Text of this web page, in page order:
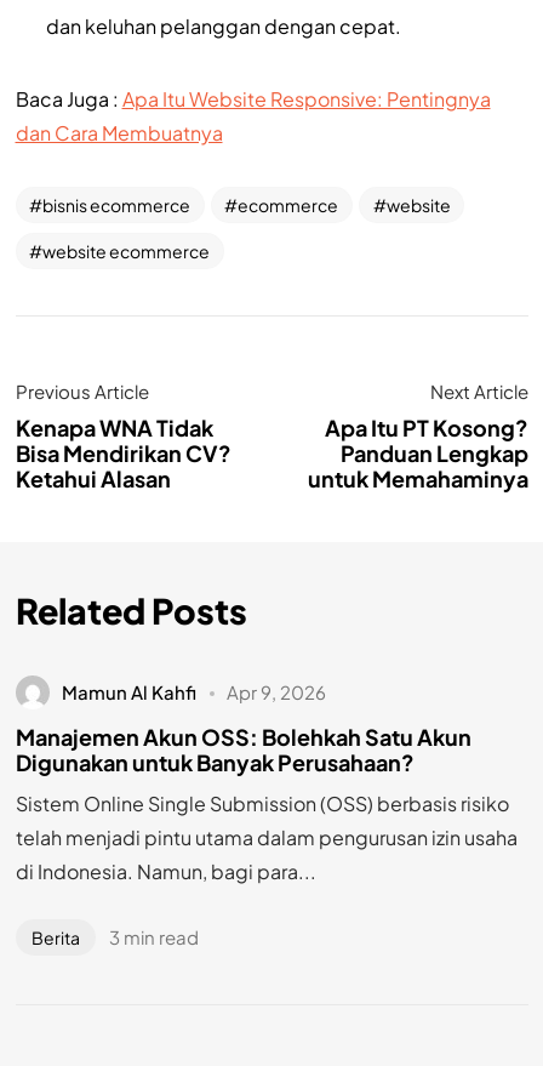
dan keluhan pelanggan dengan cepat.
Baca Juga : Apa Itu Website Responsive: Pentingnya
dan Cara Membuatnya
bisnis ecommerce ecommerce website
website ecommerce
Previous Article
Kenapa WNA Tidak
Bisa Mendirikan CV?
Ketahui Alasan
Next Article
Apa Itu PT Kosong?
Panduan Lengkap
untuk Memahaminya
Related Posts
Mamun Al Kahfi Apr 9, 2026
Manajemen Akun OSS: Bolehkah Satu Akun
Digunakan untuk Banyak Perusahaan?
Sistem Online Single Submission (OSS) berbasis risiko
telah menjadi pintu utama dalam pengurusan izin usaha
di Indonesia. Namun, bagi para...
Berita 3 min read